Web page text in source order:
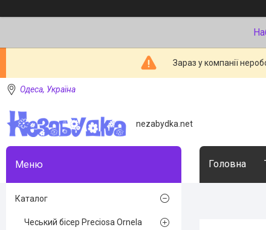
Зараз у компанії
Одеса, Україна
nezabydka.net
Головна
Каталог
Чеський бісер Preciosa Ornela